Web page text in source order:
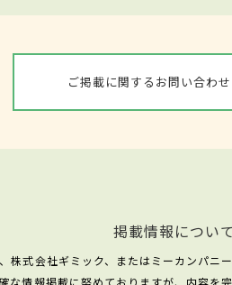
ご掲載に関するお問い合わ
掲載情報について
株式会社ギミック、またはミーカンパニ
な情報掲載に努めておりますが、内容を